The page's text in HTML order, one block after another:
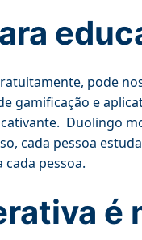
pode
gamificação e
Duolingo
cada pessoa
pessoa.
é